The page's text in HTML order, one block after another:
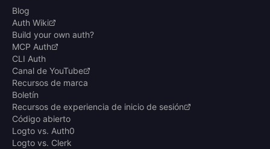
Blog
Auth Wiki
Build your own auth?
MCP Auth
CLI Auth
Canal de YouTube
Recursos de marca
Boletín
Recursos de experiencia de inicio de sesión
Código abierto
Logto vs. Auth0
Logto vs. Clerk